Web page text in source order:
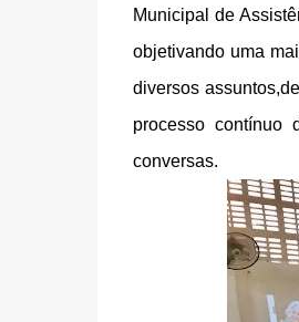
Municipal de
objetivando uma
diversos
processo contínuo
conversas.